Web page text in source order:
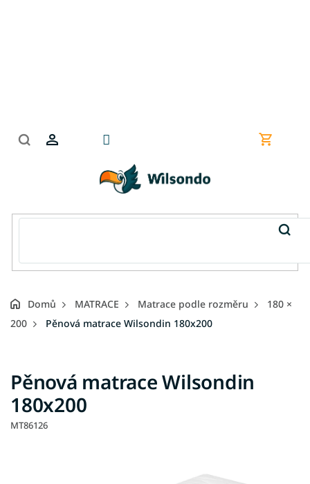
Nákupní
Domů MATRACE Matrace podle rozměru
180 ×
200
Pěnová matrace Wilsondin 180x200
Pěnová matrace Wilsondin
180x200
MT86126